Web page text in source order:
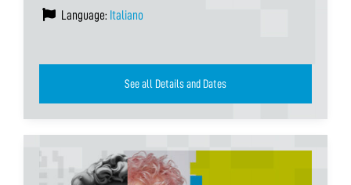
Language: Italiano
See all Details and Dates